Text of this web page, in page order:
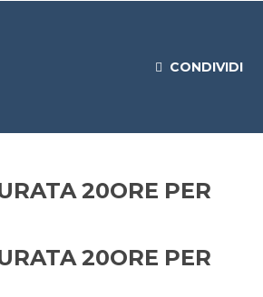
CONDIVIDI
20ORE PER
20ORE PER